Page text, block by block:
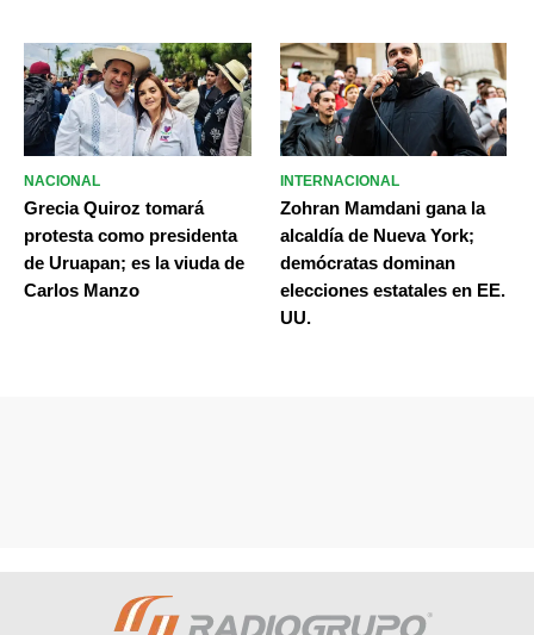
NACIONAL
Grecia Quiroz tomará
protesta como presidenta
de Uruapan; es la viuda de
Carlos Manzo
INTERNACIONAL
Zohran Mamdani gana la
alcaldía de Nueva York;
demócratas dominan
elecciones estatales en EE.
UU.